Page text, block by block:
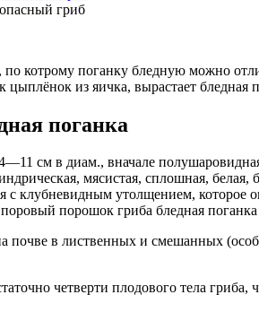
гриб
по котрому поганку бледную можно
из яичка, вырастает бледная
поганка
см в диам., вначале
мясистая, сплошная,
с клубневидным утолщением,
порошок гриба бледная
почве в лиственных и смешанных
четверти плодового тела